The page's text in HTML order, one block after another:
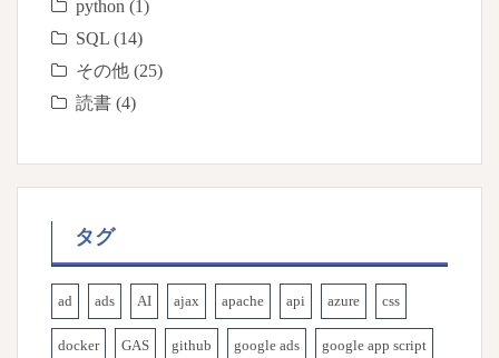
python (1)
SQL (14)
その他 (25)
読書 (4)
タグ
ad ads AI ajax apache api azure css
docker GAS github google ads google app script